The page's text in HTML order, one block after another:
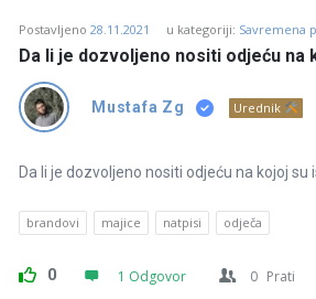
Učene
Latest
Pitanja
Postavljeno 28.11.2021 u kategoriji: Savremena
Da li je dozvoljeno nositi odjeću na
Mustafa Zg Urednik
Da li je dozvoljeno nositi odjeću na kojoj
brandovi majice natpisi odječa
0 1 Odgovor 0 Prati